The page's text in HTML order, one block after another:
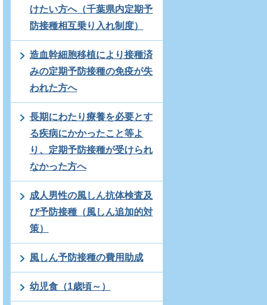
けたい方へ（千葉県内定期予
防接種相互乗り入れ制度）
造血幹細胞移植により接種済
みの定期予防接種の免疫が失
われた方へ
長期にわたり療養を必要とす
る疾病にかかったこと等よ
り、定期予防接種が受けられ
なかった方へ
成人男性の風しん抗体検査及
び予防接種（風しん追加的対
策）
風しん予防接種の費用助成
幼児食（1歳頃～）